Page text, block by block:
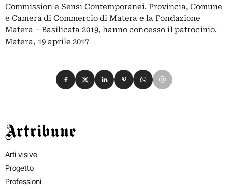
Commission e Sensi Contemporanei. Provincia, Comune
e Camera di Commercio di Matera e la Fondazione
Matera – Basilicata 2019, hanno concesso il patrocinio.
Matera, 19 aprile 2017
Condividi su Facebook
Condividi su X
Condividi su LinkedIn
Condividi su Pinterest
Condividi su WhatsApp
Condividi su Email
Artribune
Arti visive
Progetto
Professioni